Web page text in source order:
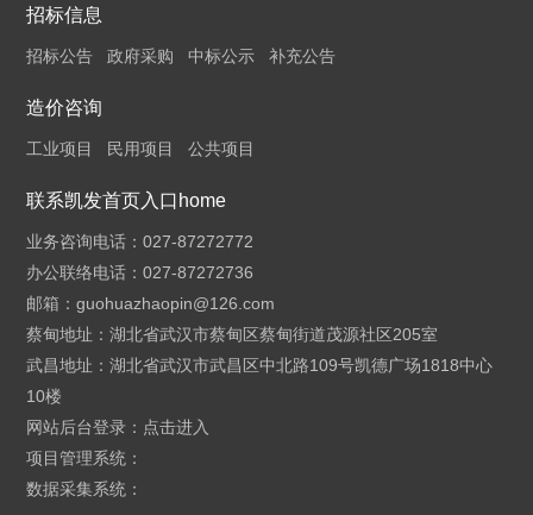
招标信息
招标公告 政府采购 中标公示 补充公告
造价咨询
工业项目 民用项目 公共项目
联系凯发首页入口home
业务咨询电话：027-87272772
办公联络电话：027-87272736
邮箱：guohuazhaopin@126.com
蔡甸地址：湖北省武汉市蔡甸区蔡甸街道茂源社区205室
武昌地址：湖北省武汉市武昌区中北路109号凯德广场1818中心
10楼
网站后台登录： 点击进入
项目管理系统：
数据采集系统：